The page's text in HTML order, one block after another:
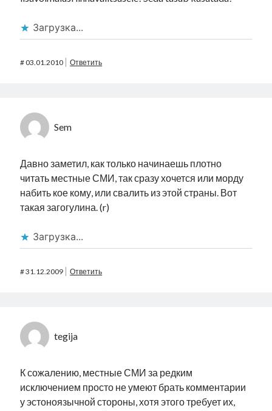
Загрузка...
#03.01.2010 Ответить
Sem
Давно заметил, как только начинаешь плотно
читать местные СМИ, так сразу хочется или морду
набить кое кому, или свалить из этой страны. Вот
такая загогулина. (r)
Загрузка...
#31.12.2009 Ответить
tegija
К сожалению, местные СМИ за редким
исключением просто не умеют брать комментарии
у эстоноязычной стороны, хотя этого требует их,